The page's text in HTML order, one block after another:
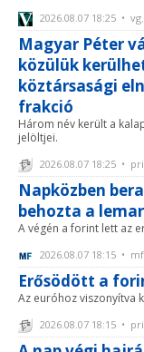
2026.08.07 18:25 •
Magyar Péter
közülük
köztársasági
frakció
Három név került a
jelöltjei.
2026.08.07 18:25 •
Napközben
behozta a
A végén a forint lett az
2026.08.07 18:15 •
Erősödött a
Az euróhoz viszonyítva
2026.08.07 18:15 •